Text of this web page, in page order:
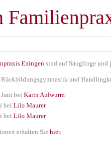
Eningensind auf Säuglinge und
und
bei Karin Aulwurm
bei Lilo Maurer
bei Lilo Maurer
erhalten Sie hier.